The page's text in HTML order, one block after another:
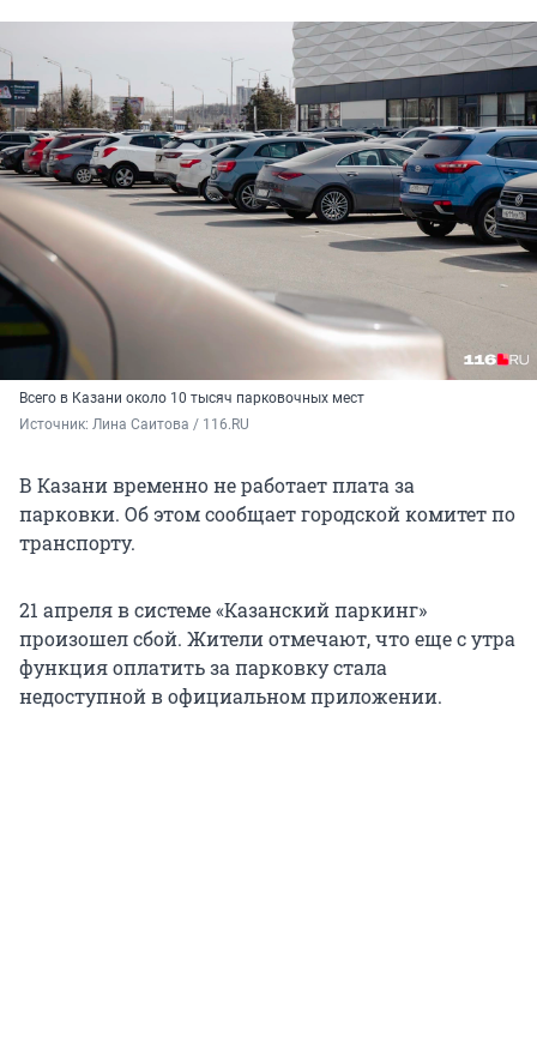
Всего в Казани около 10 тысяч парковочных мест
Источник: Лина Саитова / 116.RU
В Казани временно не работает плата за
парковки. Об этом сообщает городской комитет по
транспорту.
21 апреля в системе «Казанский паркинг»
произошел сбой. Жители отмечают, что еще с утра
функция оплатить за парковку стала
недоступной в официальном приложении.